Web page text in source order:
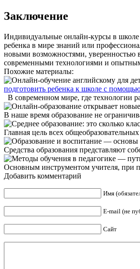
Заключение
Индивидуальные онлайн-курсы в школе
ребенка в мире знаний или
новыми возможностями, уверенностью
современными технологиями и
Похожие материалы:
подготовить ребенка к школе с
В современном мире, где технологии
В наше время образование не
Главная цель всех
Средства образования представляют
Основным инструментом учителя, при
Добавить комментарий
Имя
E-mail (не
Сайт